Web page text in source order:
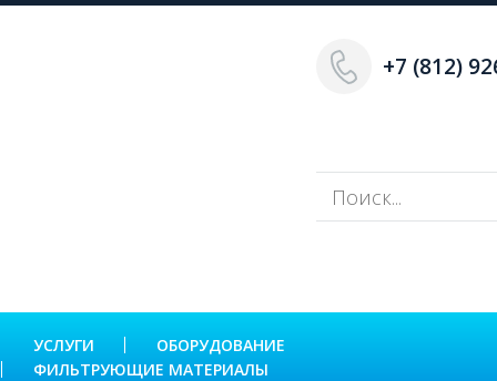
+7 (812)
УСЛУГИ
ОБОРУДОВАНИЕ
ФИЛЬТРУЮЩИЕ МАТЕРИАЛЫ